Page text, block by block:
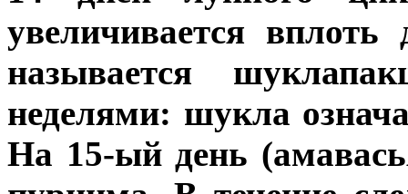
увеличивается
называется
неделями: шукла
На 15-ый день